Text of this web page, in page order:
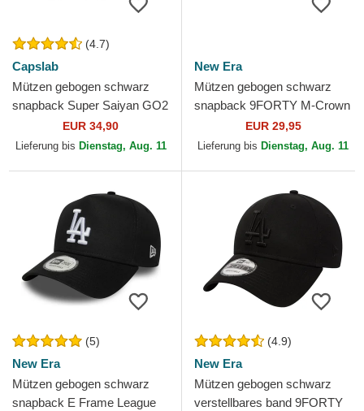
(4.7)
Capslab
Mützen gebogen schwarz
snapback Super Saiyan GO2
Son Goku Dragon Ball von
Capslab
EUR 34,90
Lieferung bis Dienstag, Aug. 11
New Era
Mützen gebogen schwarz
snapback 9FORTY M-Crown
der Arizona Cardinals NFL
von New Era
EUR 29,95
Lieferung bis Dienstag, Aug. 11
(5)
New Era
Mützen gebogen schwarz
snapback E Frame League
(4.9)
New Era
Mützen gebogen schwarz
verstellbares band 9FORTY